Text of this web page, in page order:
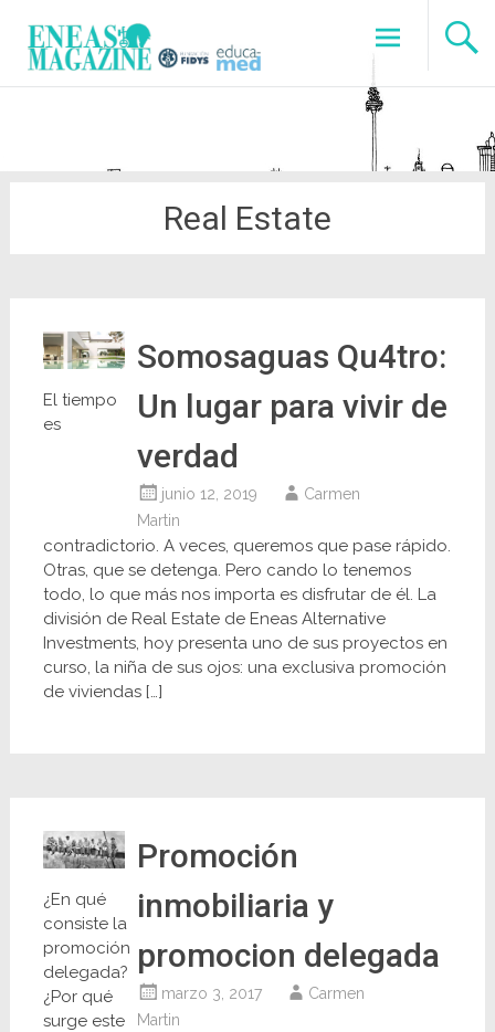
contenido
Real Estate
Somosaguas Qu4tro:
Un lugar para vivir de
verdad
junio 12, 2019
Carmen
Martin
El tiempo
es
contradictorio. A veces, queremos que pase rápido.
Otras, que se detenga. Pero cando lo tenemos
todo, lo que más nos importa es disfrutar de él. La
división de Real Estate de Eneas Alternative
Investments, hoy presenta uno de sus proyectos en
curso, la niña de sus ojos: una exclusiva promoción
de viviendas […]
Promoción
inmobiliaria y
promocion delegada
marzo 3, 2017
Carmen
Martin
¿En qué
consiste la
promoción
delegada?
¿Por qué
surge este